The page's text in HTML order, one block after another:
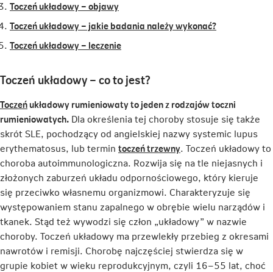
Toczeń układowy – objawy
Toczeń układowy – jakie badania należy wykonać?
Toczeń układowy – leczenie
Toczeń układowy – co to jest?
ToczeńLink
otwiera
się
w
nowej
karcie
układowy rumieniowaty to jeden z rodzajów toczni
rumieniowatych. Dla określenia tej choroby stosuje się także
skrót SLE, pochodzący od angielskiej nazwy systemic lupus
erythematosus, lub termin toczeń trzewnyLink
otwiera
się
w
nowej
karcie
. Toczeń układowy to
choroba autoimmunologiczna. Rozwija się na tle niejasnych i
złożonych zaburzeń układu odpornościowego, który kieruje
się przeciwko własnemu organizmowi. Charakteryzuje się
występowaniem stanu zapalnego w obrębie wielu narządów i
tkanek. Stąd też wywodzi się człon „układowy” w nazwie
choroby. Toczeń układowy ma przewlekły przebieg z okresami
nawrotów i remisji. Chorobę najczęściej stwierdza się w
grupie kobiet w wieku reprodukcyjnym, czyli 16–55 lat, choć